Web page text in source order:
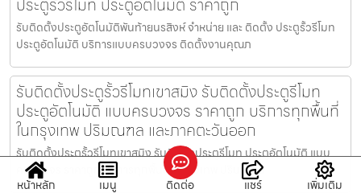
รับติดตั้งประตูอัตโนมัติพันท้ายนรสิงห์ จำหน่าย และ ติดตั้ง ประตูรั้วรีโมท
ประตูอัตโนมัติ บริการแบบครบวงจร ติดตั้งงานคุณภ
รับติดตั้งประตูรั้วรีโมทเขาสมิง รับติดตั้งประตูรีโมท
ประตูอัตโนมัติ แบบครบวงจร ราคาถูก บริการทุกพื้นที่
ในกรุงเทพ ปริมณฑล และภาคตะวันออก
รับติดตั้งประตูรั้วรีโมทเขาสมิง รับติดตั้งประตูรีโมท ประตูอัตโนมัติ แบบ
ครบวงจร ราคาถูก บริการทุกพื้นที่ในกรุงเทพ ปริมณฑล
หน้าหลัก
เมนู ติดต่อ แชร์ เพิ่มเติม